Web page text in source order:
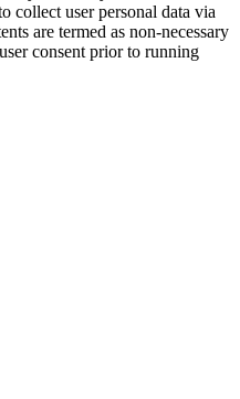
collect user personal data via
are termed as non-necessary
consent prior to running